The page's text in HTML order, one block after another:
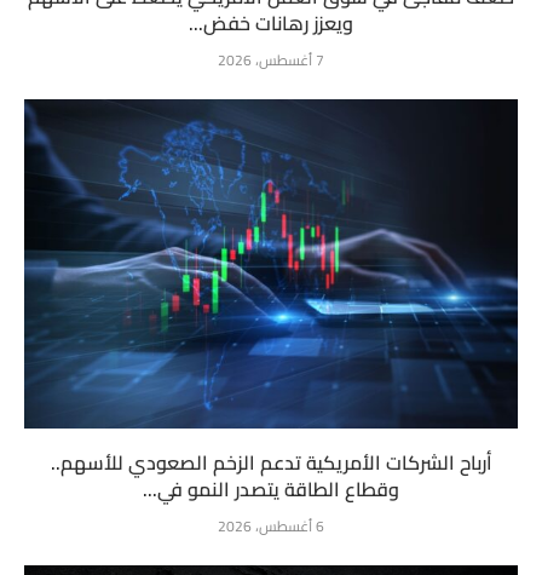
ويعزز رهانات خفض...
7 أغسطس، 2026
أرباح الشركات الأمريكية تدعم الزخم الصعودي للأسهم..
وقطاع الطاقة يتصدر النمو في...
6 أغسطس، 2026